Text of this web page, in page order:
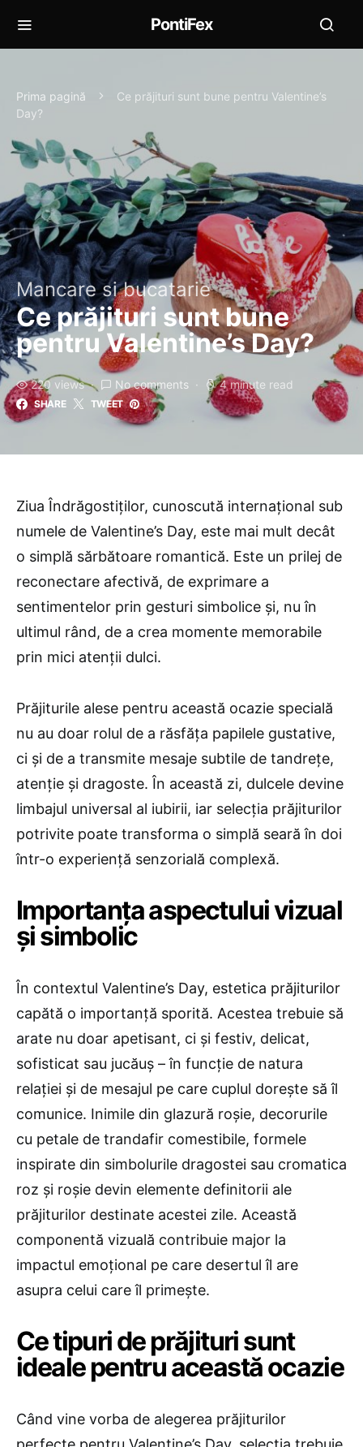
PontiFex
Prima pagină
Ce prăjituri sunt bune pentru Valentine’s
Day?
Mancare si bucatarie
Ce prăjituri sunt bune
pentru Valentine’s Day?
220 views No comments 4 minute read
SHARE TWEET
Ziua Îndrăgostiților, cunoscută internațional sub
numele de Valentine’s Day, este mai mult decât
o simplă sărbătoare romantică. Este un prilej de
reconectare afectivă, de exprimare a
sentimentelor prin gesturi simbolice și, nu în
ultimul rând, de a crea momente memorabile
prin mici atenții dulci.
Prăjiturile alese pentru această ocazie specială
nu au doar rolul de a răsfăța papilele gustative,
ci și de a transmite mesaje subtile de tandrețe,
atenție și dragoste. În această zi, dulcele devine
limbajul universal al iubirii, iar selecția prăjiturilor
potrivite poate transforma o simplă seară în doi
într-o experiență senzorială complexă.
Importanța aspectului vizual
și simbolic
În contextul Valentine’s Day, estetica prăjiturilor
capătă o importanță sporită. Acestea trebuie să
arate nu doar apetisant, ci și festiv, delicat,
sofisticat sau jucăuș – în funcție de natura
relației și de mesajul pe care cuplul dorește să îl
comunice. Inimile din glazură roșie, decorurile
cu petale de trandafir comestibile, formele
inspirate din simbolurile dragostei sau cromatica
roz și roșie devin elemente definitorii ale
prăjiturilor destinate acestei zile. Această
componentă vizuală contribuie major la
impactul emoțional pe care desertul îl are
asupra celui care îl primește.
Ce tipuri de prăjituri sunt
ideale pentru această ocazie
Când vine vorba de alegerea prăjiturilor